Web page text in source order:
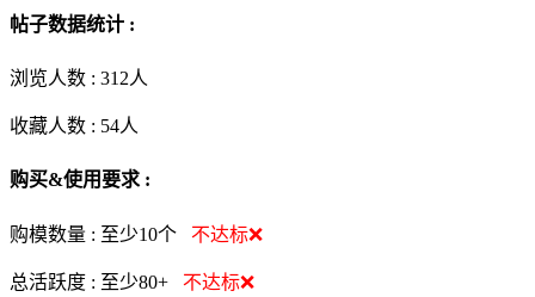
帖子数据统计 :
浏览人数 : 312人
收藏人数 : 54人
购买&使用要求 :
购模数量 : 至少10个 不达标❌
总活跃度 : 至少80+ 不达标❌